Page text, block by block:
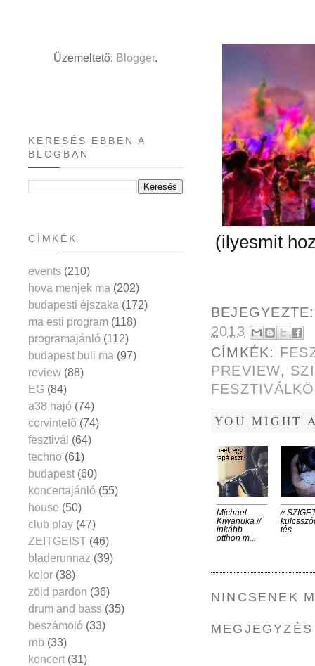
(ilyesmit
2013
CÍMKÉK:
PREVIEW,
YOU MIGHT
Michael
Kiwanuka //
inkább
otthon m...
//
tés
NINCSENEK
Üzemeltető: Blogger.
KERESÉS EBBEN A
BLOGBAN
CÍMKÉK
events (210)
hova menjek ma (202)
budapesti éjszaka (172)
ma esti program (118)
programajánló (112)
budapest buli ma (97)
review (88)
EG (84)
a38 hajó (74)
corvintető (74)
fesztivál (64)
techno (61)
budapest (60)
koncertajánló (55)
house (50)
club play (47)
ZEITGEIST (46)
bladerunnaz (39)
kolor (38)
zöld pardon (36)
drum and bass (35)
beszámoló (33)
rnb (33)
koncert (31)